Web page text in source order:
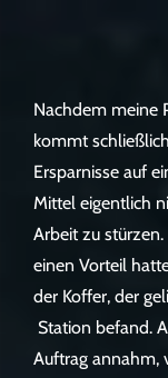
Nachdem meine
kommt
Ersparnisse auf
Mittel eigentlich
Arbeit zu
einen Vorteil
der Koffer, der
Station befand.
Auftrag annahm,